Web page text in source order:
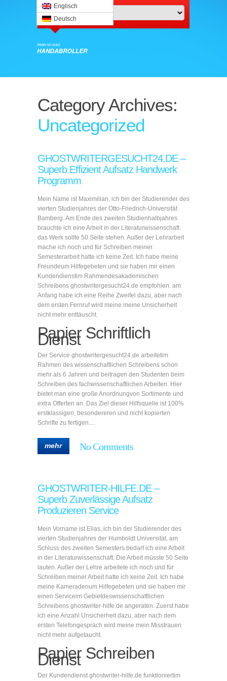
Englisch
Deutsch
Category Archives:
Uncategorized
GHOSTWRITERGESUCHT24.DE –
Superb Effizient Aufsatz Handwerk
Programm
Mein Name ist Maximilian, ich bin der Studierender des
vierten Studienjahres der Otto-Friedrich-Universität
Bamberg. Am Ende des zweiten Studienhalbjahres
brauchte ich eine Arbeit in der Literaturwissenschaft.
das Werk sollte 50 Seite stehen. Außer der Lehrarbeit
mache ich noch und für Schreiben meiner
Semesterarbeit hatte ich keine Zeit. Ich habe meine
Freundeum Hilfegebeten und sie haben mir einen
Kundendienstim Rahmendesakademischen
Schreibens ghostwritergesucht24.de empfohlen. am
Anfang habe ich eine Reihe Zweifel dazu, aber nach
dem ersten Fernruf wird meine meine Unsicherheit
nicht mehr enttäuscht.
Papier Schriftlich
Dienst
Der Service ghostwritergesucht24.de arbeitetim
Rahmen des wissenschaftlichen Schreibens schon
mehr als 6 Jahren und beitragen den Studenten beim
Schreiben des fachwissenschaftlichen Arbeiten. Hier
bietet man eine große Anordnungvon Sortimente und
extra Offerten an. Das Ziel dieser Hilfsquelle ist 100%
erstklassigen, besondereren und nicht kopierten
Schrifte zu fertigen....
mehr No Comments
GHOSTWRITER-HILFE.DE –
Superb Zuverlässige Aufsatz
Produzieren Service
Mein Vorname ist Elias, ich bin der Studierender des
vierten Studienjahres der Humboldt Universität. am
Schluss des zweiten Semesters bedarf ich eine Arbeit
in der Literaturwissenschaft. Die Arbeit müsste 50 Seite
lauten. Außer der Lehre arbeitete ich noch und für
Schreiben meiner Arbeit hatte ich keine Zeit. Ich habe
meine Kameradenum Hilfegebeten und sie haben mir
einen Serviceim Gebietdeswissenschaftlichen
Schreibens ghostwriter-hilfe.de angeraten. Zuerst habe
ich eine Anzahl Unsicherheit dazu, aber nach dem
ersten Telefongespräch wird meine mein Misstrauen
nicht mehr aufgetaucht.
Papier Schreiben
Dienst
Der Kundendienst ghostwriter-hilfe.de funktioniertim